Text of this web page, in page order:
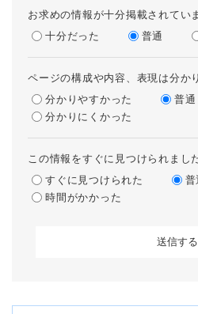
お求めの情報が十分掲載されてい
十分だった
普通
ページの構成や内容、表現は分か
分かりやすかった
普通
分かりにくかった
この情報をすぐに見つけられまし
すぐに見つけられた
普
時間がかかった